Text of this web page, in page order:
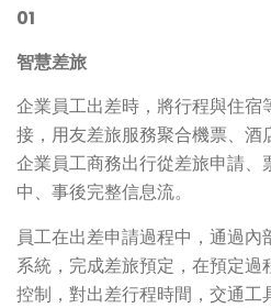
01
智慧差旅
企業員工出差時，將行程與住宿
接，用友差旅服務聚合機票、
企業員工商務出行從差旅申請
中、事後完整信息流。
員工在出差申請過程中，通過
系統，完成差旅預定，在預定過
控制，對出差行程時間，交通